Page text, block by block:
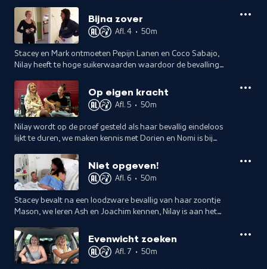
nasleep van haar bevalling.Bijna zover
Afl. 4 • 50m
Stacey en Mark ontmoeten Pepijn Lanen en Coco Sabajo,
Nilay heeft te hoge suikerwaarden waardoor de bevalling
beveiliger op een festivalterrein.Op eigen kracht
Afl. 5 • 50m
Nilay wordt op de proef gesteld als haar bevallig eindeloos
lijkt te duren, we maken kennis met Dorien en Nomi is bij
doen.
Niet opgeven!
Afl. 6 • 50m
Stacey bevalt na een loodzware bevallig van haar zoontje
Mason, we leren Ash en Joachim kennen, Nilay is aan het
Evenwicht zoeken
Afl. 7 • 50m